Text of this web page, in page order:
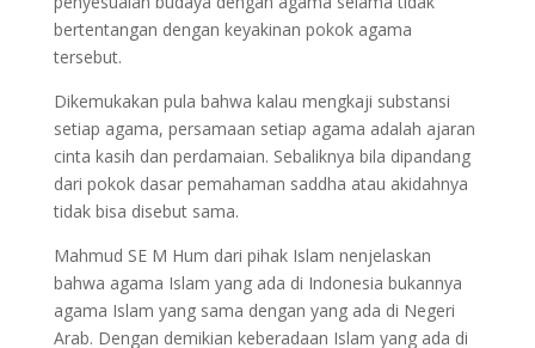
bertentangan dengan keyakinan pokok agama
tersebut.
Dikemukakan pula bahwa kalau mengkaji substansi
setiap agama, persamaan setiap agama adalah ajaran
cinta kasih dan perdamaian. Sebaliknya bila dipandang
dari pokok dasar pemahaman saddha atau akidahnya
tidak bisa disebut sama.
Mahmud SE M Hum dari pihak Islam nenjelaskan
bahwa agama Islam yang ada di Indonesia bukannya
agama Islam yang sama dengan yang ada di Negeri
Arab. Dengan demikian keberadaan Islam yang ada di